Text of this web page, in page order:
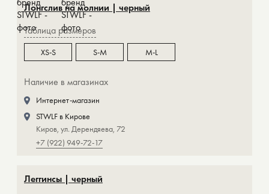
Лонгслив на молнии | черный
Таблица размеров
XS-S S-M M-L
Наличие в магазинах
Интернет-магазин
STWLF в Кирове
Киров, ул. Дерендяева, 72
+7 (922) 949-72-17
Леггинсы | черный